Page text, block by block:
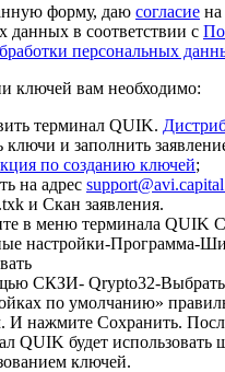
форму, даю согласие на
данных в соответствии с
персональных
ключей вам необходимо:
терминал QUIK.
ключи и заполнить
по созданию ключей;
на адрес support@avi.capital
и Скан заявления.
в меню терминала QUIK
настройки-Программа-
СКЗИ- Qrypto32-Выбрать.
по умолчанию»
И нажмите Сохранить.
QUIK будет использовать
ключей.